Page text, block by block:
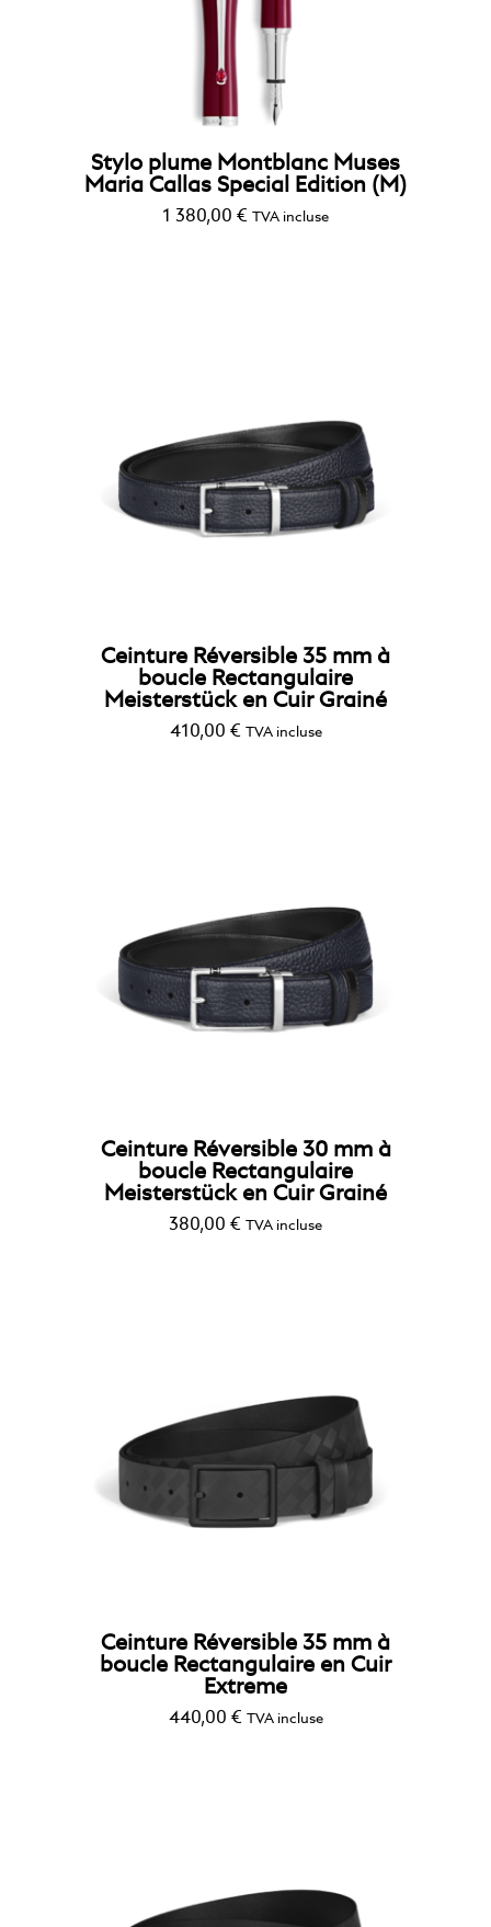
Stylo plume Montblanc Muses
Maria Callas Special Edition (M)
1 380,00 € TVA incluse
Ceinture Réversible 35 mm à
boucle Rectangulaire
Meisterstück en Cuir Grainé
410,00 € TVA incluse
Ceinture Réversible 30 mm à
boucle Rectangulaire
Meisterstück en Cuir Grainé
380,00 € TVA incluse
Ceinture Réversible 35 mm à
boucle Rectangulaire en Cuir
Extreme
440,00 € TVA incluse